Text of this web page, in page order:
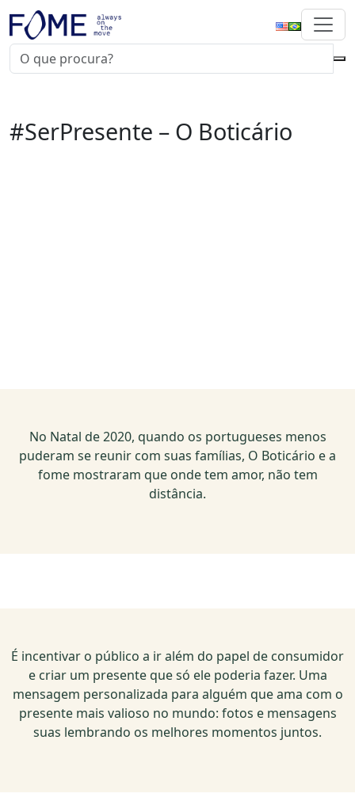
#SerPresente – O Boticário
No Natal de 2020, quando os portugueses menos
puderam se reunir com suas famílias, O Boticário e a
fome mostraram que onde tem amor, não tem
distância.
É incentivar o público a ir além do papel de consumidor
e criar um presente que só ele poderia fazer. Uma
mensagem personalizada para alguém que ama com o
presente mais valioso no mundo: fotos e mensagens
suas lembrando os melhores momentos juntos.